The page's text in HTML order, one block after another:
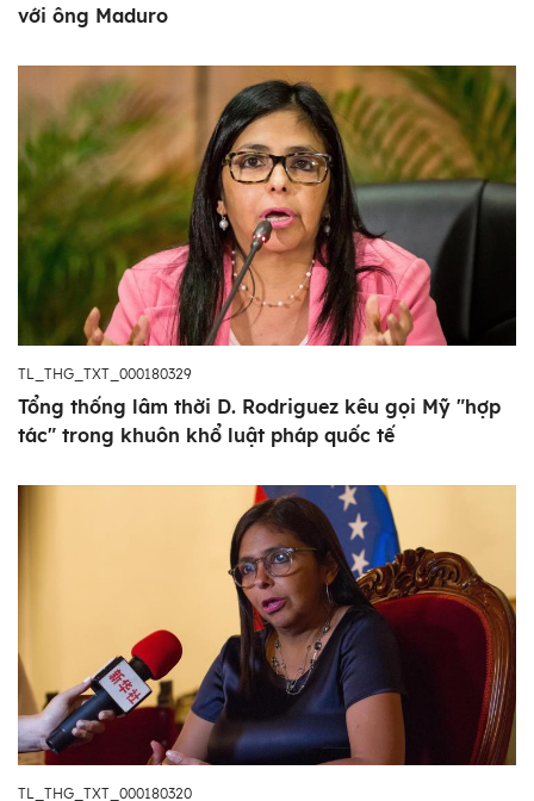
với ông Maduro
TL_THG_TXT_000180329
Tổng thống lâm thời D. Rodriguez kêu gọi Mỹ "hợp
tác" trong khuôn khổ luật pháp quốc tế
TL_THG_TXT_000180320